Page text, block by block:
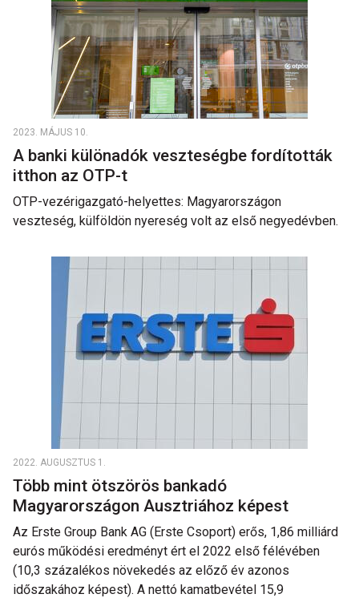
2023. MÁJUS 10.
A banki különadók veszteségbe fordították
itthon az OTP-t
OTP-vezérigazgató-helyettes: Magyarországon
veszteség, külföldön nyereség volt az első negyedévben.
2022. AUGUSZTUS 1.
Több mint ötszörös bankadó
Magyarországon Ausztriához képest
Az Erste Group Bank AG (Erste Csoport) erős, 1,86 milliárd
eurós működési eredményt ért el 2022 első félévében
(10,3 százalékos növekedés az előző év azonos
időszakához képest). A nettó kamatbevétel 15,9